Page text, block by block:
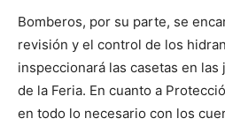
Bomberos, por su parte, se
revisión y el control de los
inspeccionará las casetas en
de la Feria. En cuanto a
en todo lo necesario con los